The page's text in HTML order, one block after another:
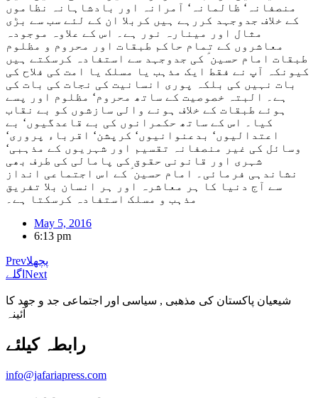
منصفانہ‘ ظالمانہ‘ آمرانہ اور بادشاہانہ نظاموں
کے خلاف جدوجہد کررہے ہیں کربلا ان کے لئے سب سے بڑی
مثال اور مینارہ نور ہے۔ اس کے علاوہ موجودہ
معاشروں کے تمام حاکم طبقات اور محروم و مظلوم
طبقات امام حسین ؑ کی جدوجہد سے استفادہ کرسکتے ہیں
کیونکہ آپ نے فقط ایک مذہب یا مسلک یا امت کی فلاح کی
بات نہیں کی بلکہ پوری انسانیت کی نجات کی بات کی
ہے۔ البتہ خصوصیت کے ساتھ محروم‘ مظلوم اور پسے
ہوئے طبقات کے خلاف ہونے والی سازشوں کو بے نقاب
کیا۔ اس کے ساتھ حکمرانوں کی بے قاعدگیوں‘ بے
اعتدالیوں‘ بدعنوانیوں‘ کرپشن‘ اقرباء پروری‘
وسائل کی غیر منصفانہ تقسیم اور شہریوں کے مذہبی‘
شہری اور قانونی حقوق کی پامالی کی طرف بھی
نشاندہی فرمائی۔ امام حسین ؑ کے اس اجتماعی انداز
سے آج دنیا کا ہر معاشرہ اور ہر انسان بلا تفریق
مذہب و مسلک استفادہ کرسکتا ہے۔
May 5, 2016
6:13 pm
Prevپچھلا
اگلے Next
شیعیان پاکستان کی مذهبی , سیاسی اور اجتماعی جد و جهد کا
آئینہ
info@jafariapress.com​